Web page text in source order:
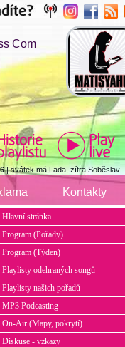
Com
| svátek má Lada, zítra Soběslav
Kontakty
Hlavní stránka
Program (Pořady)
Program (Týden)
Playlisty odehraných songů
Playlisty našich pořadů
MP3 Podcasting
On-Air (Mapy, pokrytí)
Diskuse - vzkazy